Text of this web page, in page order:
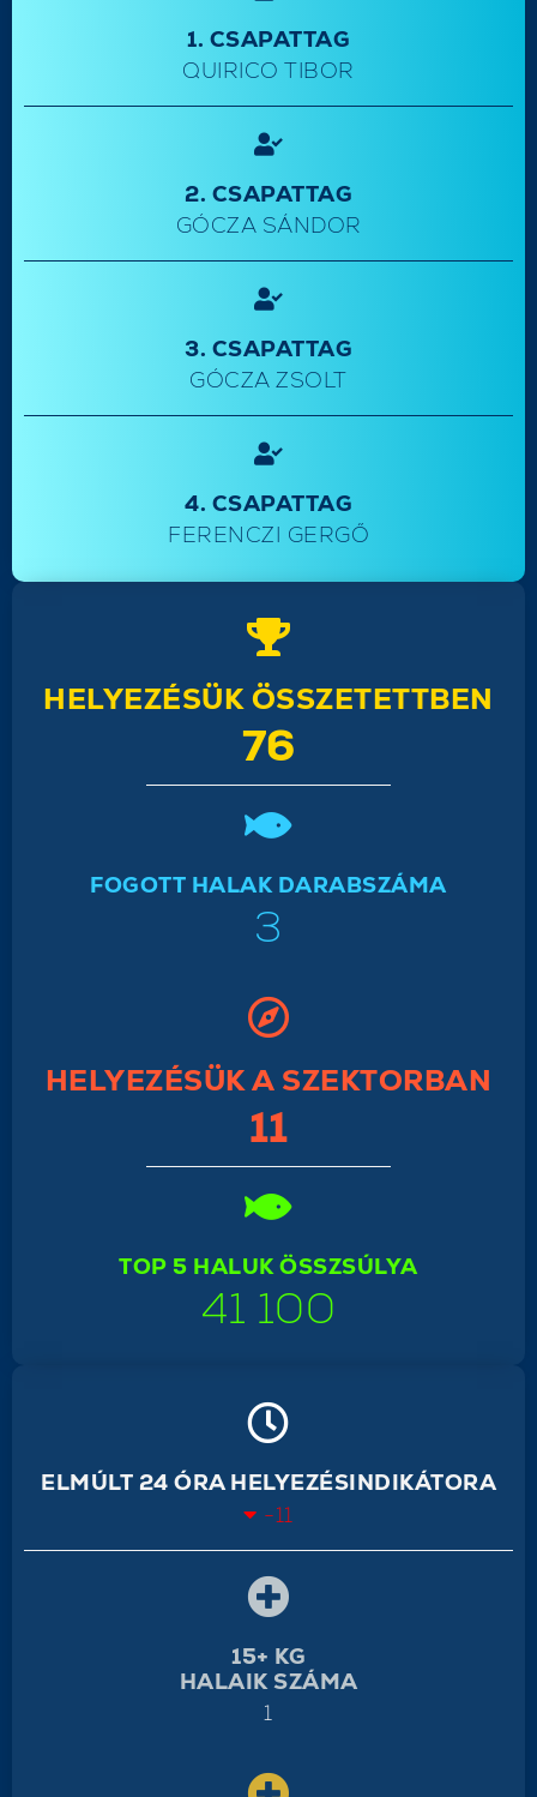
1. CSAPATTAG
QUIRICO TIBOR
2. CSAPATTAG
GÓCZA SÁNDOR
3. CSAPATTAG
GÓCZA ZSOLT
4. CSAPATTAG
FERENCZI GERGŐ
HELYEZÉSÜK ÖSSZETETTBEN
76
FOGOTT HALAK DARABSZÁMA
3
HELYEZÉSÜK A SZEKTORBAN
11
TOP 5 HALUK ÖSSZSÚLYA
41 100
ELMÚLT 24 ÓRA HELYEZÉSINDIKÁTORA
-11
15+ KG
HALAIK SZÁMA
1